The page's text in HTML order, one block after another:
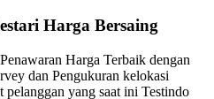
Harga Bersaing
Harga Terbaik dengan
dan Pengukuran kelokasi
yang saat ini Testindo